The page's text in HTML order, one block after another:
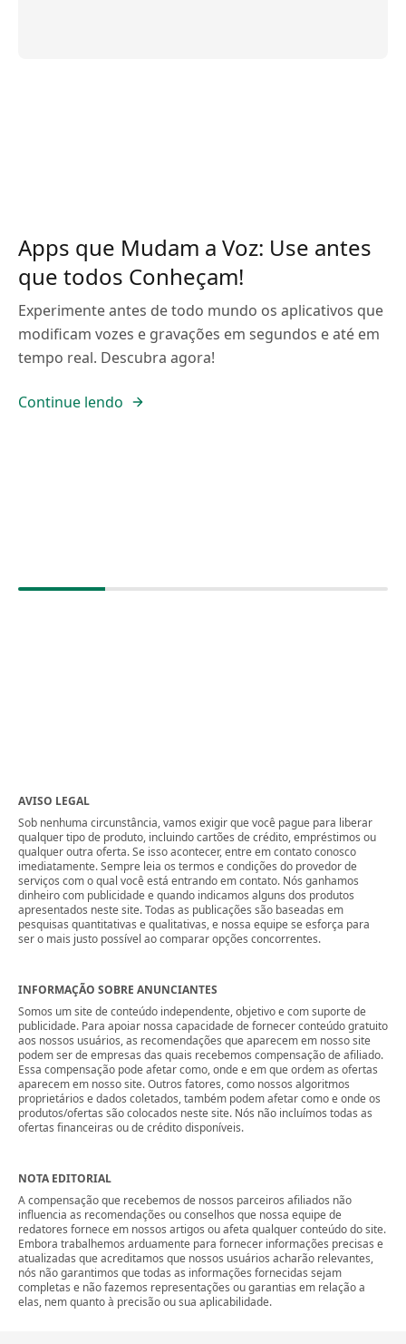
Apps que Mudam a Voz: Use antes
que todos Conheçam!
Experimente antes de todo mundo os aplicativos que
modificam vozes e gravações em segundos e até em
tempo real. Descubra agora!
Continue lendo
AVISO LEGAL
Sob nenhuma circunstância, vamos exigir que você pague para liberar
qualquer tipo de produto, incluindo cartões de crédito, empréstimos ou
qualquer outra oferta. Se isso acontecer, entre em contato conosco
imediatamente. Sempre leia os termos e condições do provedor de
serviços com o qual você está entrando em contato. Nós ganhamos
dinheiro com publicidade e quando indicamos alguns dos produtos
apresentados neste site. Todas as publicações são baseadas em
pesquisas quantitativas e qualitativas, e nossa equipe se esforça para
ser o mais justo possível ao comparar opções concorrentes.
INFORMAÇÃO SOBRE ANUNCIANTES
Somos um site de conteúdo independente, objetivo e com suporte de
publicidade. Para apoiar nossa capacidade de fornecer conteúdo gratuito
aos nossos usuários, as recomendações que aparecem em nosso site
podem ser de empresas das quais recebemos compensação de afiliado.
Essa compensação pode afetar como, onde e em que ordem as ofertas
aparecem em nosso site. Outros fatores, como nossos algoritmos
proprietários e dados coletados, também podem afetar como e onde os
produtos/ofertas são colocados neste site. Nós não incluímos todas as
ofertas financeiras ou de crédito disponíveis.
NOTA EDITORIAL
A compensação que recebemos de nossos parceiros afiliados não
influencia as recomendações ou conselhos que nossa equipe de
redatores fornece em nossos artigos ou afeta qualquer conteúdo do site.
Embora trabalhemos arduamente para fornecer informações precisas e
atualizadas que acreditamos que nossos usuários acharão relevantes,
nós não garantimos que todas as informações fornecidas sejam
completas e não fazemos representações ou garantias em relação a
elas, nem quanto à precisão ou sua aplicabilidade.